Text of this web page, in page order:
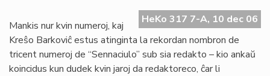
HeKo 317 7-A, 10 dec 06
Mankis nur kvin numeroj, kaj
Kreŝo Barkoviĉ estus atinginta la rekordan nombron de
tricent numeroj de “Sennaciulo” sub sia redakto – kio ankaŭ
koincidus kun dudek kvin jaroj da redaktoreco, ĉar li